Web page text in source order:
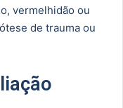
vermelhidão ou
de trauma ou